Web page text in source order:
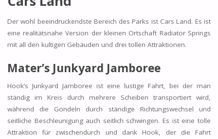
Der wohl beeindruckendste Bereich des Parks ist Cars Land. Es ist
eine realitätsnahe Version der kleinen Ortschaft Radiator Springs
mit all den kultigen Gebäuden und drei tollen Attraktionen.
Mater’s Junkyard Jamboree
Hook’s Junkyard Jamboree ist eine lustige Fahrt, bei der man
ständig im Kreis durch mehrere Scheiben transportiert wird,
während die Gondeln durch ständige Richtungswechsel und
seitliche Beschleunigung auch seitlich schwingen. Es ist eine tolle
Attraktion für zwischendurch und dank Hook, der die Fahrt